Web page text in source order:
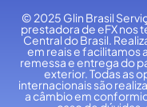
© 2025 Glin Brasil
prestadora de eFX nos
Central do Brasil.
em reais e facilitamos
remessa e entrega do
exterior. Todas as
internacionais são
a câmbio em